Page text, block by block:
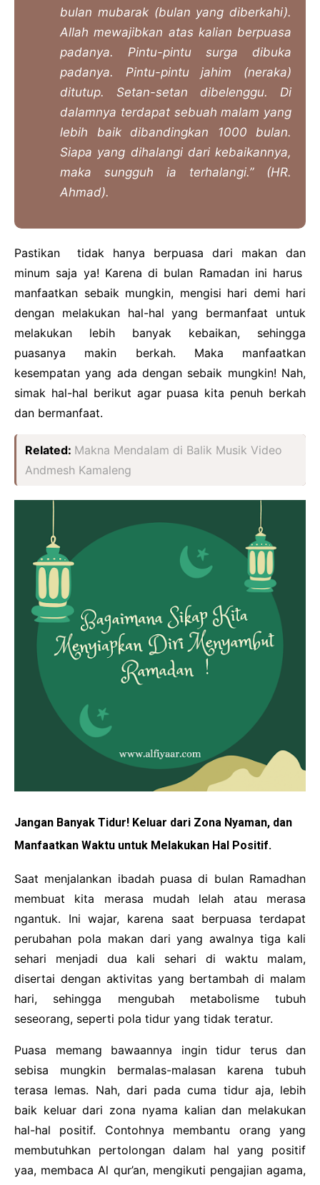
bulan mubarak (bulan yang diberkahi).
Allah mewajibkan atas kalian berpuasa
padanya. Pintu-pintu surga dibuka
padanya. Pintu-pintu jahim (neraka)
ditutup. Setan-setan dibelenggu. Di
dalamnya terdapat sebuah malam yang
lebih baik dibandingkan 1000 bulan.
Siapa yang dihalangi dari kebaikannya,
maka sungguh ia terhalangi.” (HR.
Ahmad).
Pastikan tidak hanya berpuasa dari makan dan
minum saja ya! Karena di bulan Ramadan ini harus
manfaatkan sebaik mungkin, mengisi hari demi hari
dengan melakukan hal-hal yang bermanfaat untuk
melakukan lebih banyak kebaikan, sehingga
puasanya makin berkah. Maka manfaatkan
kesempatan yang ada dengan sebaik mungkin! Nah,
simak hal-hal berikut agar puasa kita penuh berkah
dan bermanfaat.
Related: Makna Mendalam di Balik Musik Video
Andmesh Kamaleng
Jangan Banyak Tidur! Keluar dari Zona Nyaman, dan
Manfaatkan Waktu untuk Melakukan Hal Positif.
Saat menjalankan ibadah puasa di bulan Ramadhan
membuat kita merasa mudah lelah atau merasa
ngantuk. Ini wajar, karena saat berpuasa terdapat
perubahan pola makan dari yang awalnya tiga kali
sehari menjadi dua kali sehari di waktu malam,
disertai dengan aktivitas yang bertambah di malam
hari, sehingga mengubah metabolisme tubuh
seseorang, seperti pola tidur yang tidak teratur.
Puasa memang bawaannya ingin tidur terus dan
sebisa mungkin bermalas-malasan karena tubuh
terasa lemas. Nah, dari pada cuma tidur aja, lebih
baik keluar dari zona nyama kalian dan melakukan
hal-hal positif. Contohnya membantu orang yang
membutuhkan pertolongan dalam hal yang positif
yaa, membaca Al qur’an, mengikuti pengajian agama,